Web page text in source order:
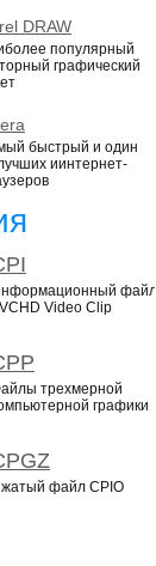
DRAW
популярный
графический
быстрый и один
иинтернет-
файл
Video Clip
трехмерной
графики
файл CPIO